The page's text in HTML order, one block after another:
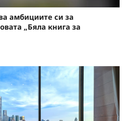
амбициите си за
„Бяла книга за